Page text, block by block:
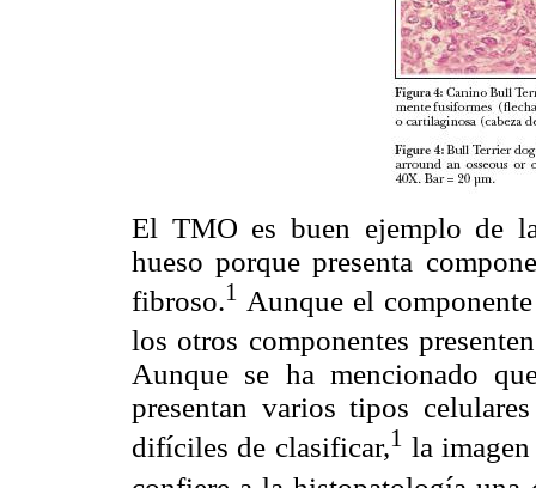
El TMO es buen ejemplo de
hueso porque presenta
fibroso.1 Aunque el
los otros componentes
Aunque se ha mencionado
presentan varios tipos
difíciles de clasificar,1 la